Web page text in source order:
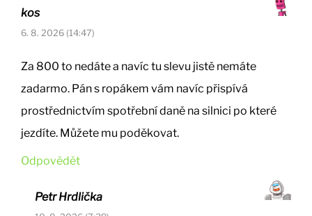
kos
6. 8. 2026 (14:47)
Za 800 to nedáte a navíc tu slevu jistě nemáte
zadarmo. Pán s ropákem vám navíc přispívá
prostřednictvím spotřební daně na silnici po které
jezdíte. Můžete mu poděkovat.
Odpovědět
Petr Hrdlička